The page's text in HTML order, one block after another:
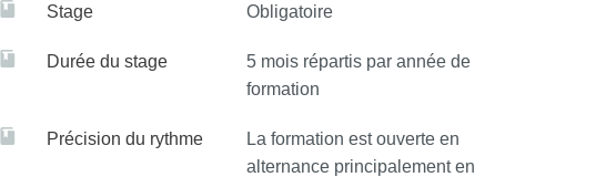
Stage Obligatoire
Durée du stage
5 mois répartis par année de
formation
Précision du rythme
La formation est ouverte en
alternance principalement en